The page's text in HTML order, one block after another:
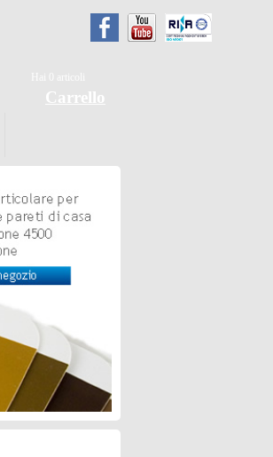
articoli
Carrello